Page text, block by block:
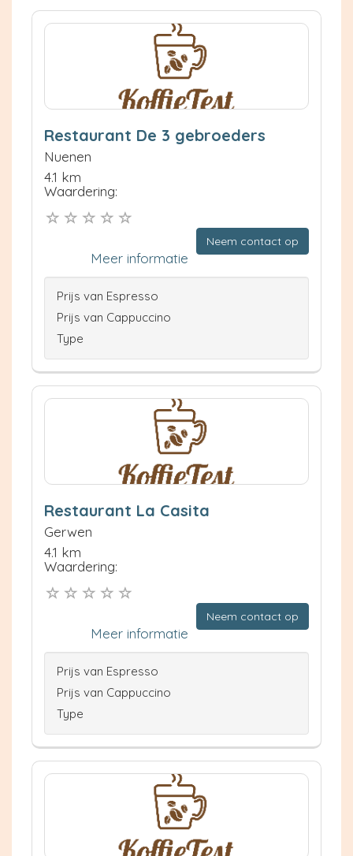
Restaurant De 3 gebroeders
Nuenen
4.1 km
Waardering:
Neem contact op
Meer informatie
Prijs van Espresso
Prijs van Cappuccino
Type
Restaurant La Casita
Gerwen
4.1 km
Waardering:
Neem contact op
Meer informatie
Prijs van Espresso
Prijs van Cappuccino
Type